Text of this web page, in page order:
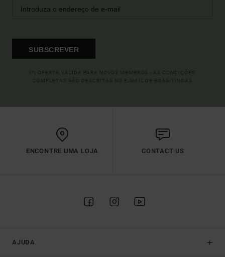
SUBSCREVER
ENCONTRE UMA LOJA CONTACT US
AJUDA